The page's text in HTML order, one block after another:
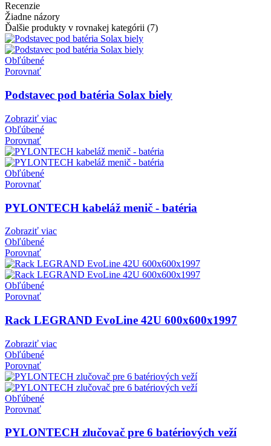
Recenzie
Žiadne názory
Ďalšie produkty v rovnakej kategórii (7)
Obľúbené
Porovnať
Podstavec pod batéria Solax biely
Zobraziť viac
Obľúbené
Porovnať
Obľúbené
Porovnať
PYLONTECH kabeláž menič - batéria
Zobraziť viac
Obľúbené
Porovnať
Obľúbené
Porovnať
Rack LEGRAND EvoLine 42U 600x600x1997
Zobraziť viac
Obľúbené
Porovnať
Obľúbené
Porovnať
PYLONTECH zlučovač pre 6 batériových veží